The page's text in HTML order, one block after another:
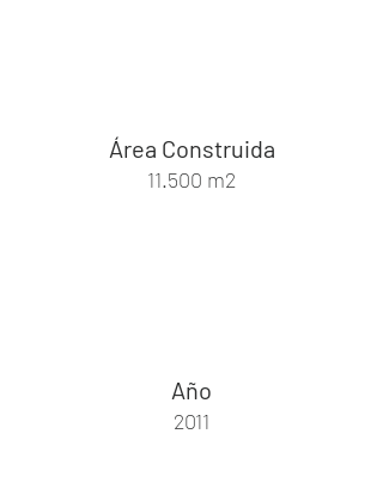
Área Construida
11.500 m2
Año
2011